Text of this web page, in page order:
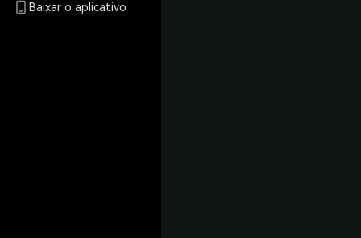
Baixar o aplicativo